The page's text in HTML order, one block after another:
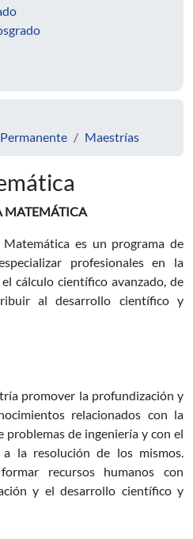
Maestrías
MATEMÁTICA
es un programa de
profesionales en la
cálculo científico avanzado, de
al desarrollo científico y
promover la profundización y
relacionados con la
problemas de ingeniería y con el
la resolución de los mismos.
recursos humanos con
y el desarrollo científico y